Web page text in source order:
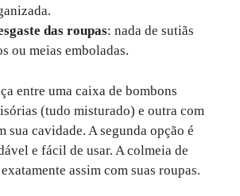
das roupas: nada de sutiãs
ou meias emboladas.
entre uma caixa de bombons
(tudo misturado) e outra com
sua cavidade. A segunda opção é
e fácil de usar. A colmeia de
assim com suas roupas.